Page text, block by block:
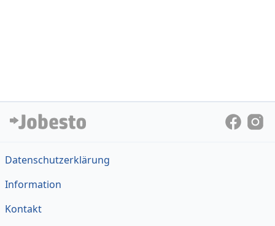
Datenschutzerklärung
Information
Kontakt